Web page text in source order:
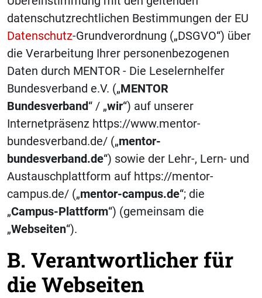
datenschutzrechtlichen Bestimmungen der EU
Datenschutz-Grundverordnung („DSGVO“) über
die Verarbeitung Ihrer personenbezogenen
Daten durch MENTOR - Die Leselernhelfer
Bundesverband e.V. („MENTOR
Bundesverband“ / „wir“) auf unserer
Internetpräsenz https://www.mentor-
bundesverband.de/ („mentor-
bundesverband.de“) sowie der Lehr-, Lern- und
Austauschplattform auf https://mentor-
campus.de/ („mentor-campus.de“; die
„Campus-Plattform“) (gemeinsam die
„Webseiten“).
B. Verantwortlicher für
die Webseiten